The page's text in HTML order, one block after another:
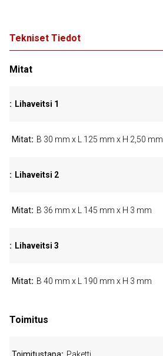
Tekniset Tiedot
Mitat
Lihaveitsi 1
Mitat B 30 mm x L 125 mm x H 2,50 mm
Lihaveitsi 2
Mitat B 36 mm x L 145 mm x H 3 mm
Lihaveitsi 3
Mitat B 40 mm x L 190 mm x H 3 mm
Toimitus